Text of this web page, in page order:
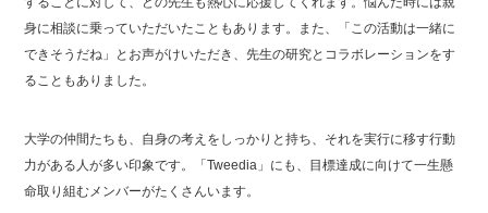
身に相談に乗っていただいたこともあります。また、「この活動は一緒に
できそうだね」とお声がけいただき、先生の研究とコラボレーションをす
ることもありました。
大学の仲間たちも、自身の考えをしっかりと持ち、それを実行に移す行動
力がある人が多い印象です。「Tweedia」にも、目標達成に向けて一生懸
命取り組むメンバーがたくさんいます。